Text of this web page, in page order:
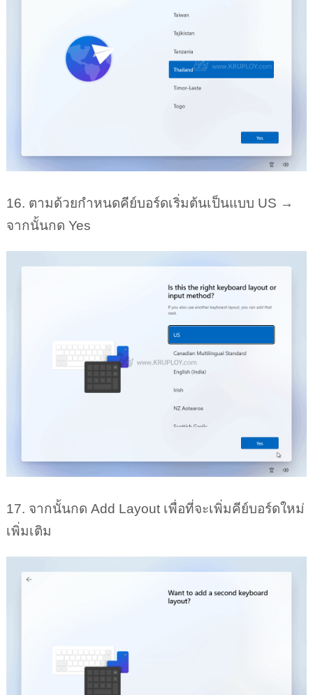
16. ตามด้วยกำหนดคีย์บอร์ดเริ่มต้นเป็นแบบ US →
จากนั้นกด Yes
17. จากนั้นกด Add Layout เพื่อที่จะเพิ่มคีย์บอร์ดใหม่
เพิ่มเติม